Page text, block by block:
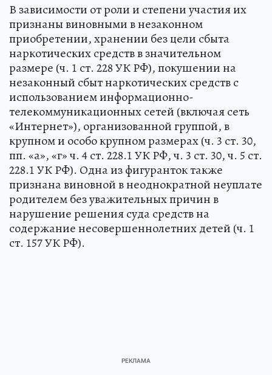
В зависимости от роли и степени участия их
признаны виновными в незаконном
приобретении, хранении без цели сбыта
наркотических средств в значительном
размере (ч. 1 ст. 228 УК РФ), покушении на
незаконный сбыт наркотических средств с
использованием информационно-
телекоммуникационных сетей (включая сеть
«Интернет»), организованной группой, в
крупном и особо крупном размерах (ч. 3 ст. 30,
пп. «а», «г» ч. 4 ст. 228.1 УК РФ, ч. 3 ст. 30, ч. 5 ст.
228.1 УК РФ). Одна из фигуранток также
признана виновной в неоднократной неуплате
родителем без уважительных причин в
нарушение решения суда средств на
содержание несовершеннолетних детей (ч. 1
ст. 157 УК РФ).